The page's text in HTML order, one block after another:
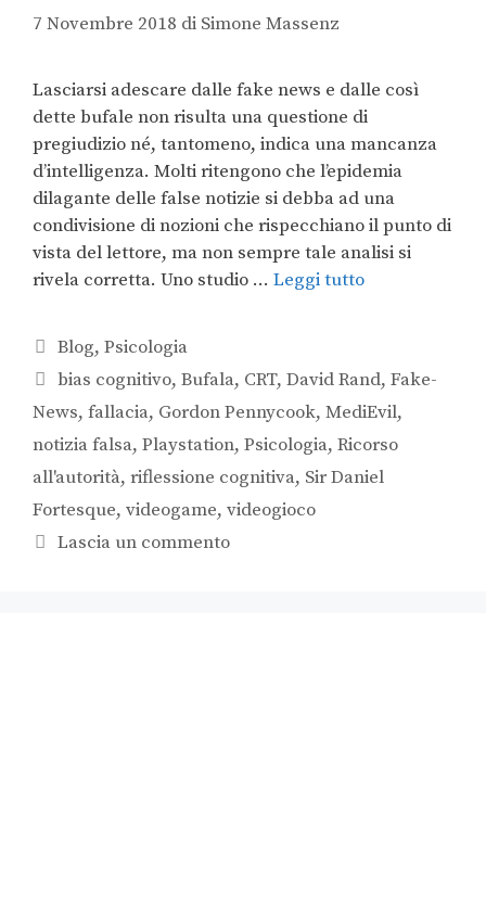
7 Novembre 2018 di Simone Massenz
Lasciarsi adescare dalle fake news e dalle così
dette bufale non risulta una questione di
pregiudizio né, tantomeno, indica una mancanza
d’intelligenza. Molti ritengono che l’epidemia
dilagante delle false notizie si debba ad una
condivisione di nozioni che rispecchiano il punto di
vista del lettore, ma non sempre tale analisi si
rivela corretta. Uno studio … Leggi tutto
Blog,Psicologia
bias cognitivo,Bufala, CRT,David Rand,Fake-
News, fallacia, Gordon Pennycook, MediEvil,
notizia falsa, Playstation, Psicologia, Ricorso
all'autorità, riflessione cognitiva, Sir Daniel
Fortesque, videogame, videogioco
Lascia un commento